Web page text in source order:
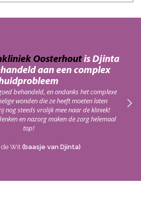
Oosterhoutis Djinta
aan een complex
behandeld, en ondanks het complexe
wonden die ze heeft moeten laten
nog steeds vrolijk mee naar de kliniek!
en nazorg maken de zorg helemaal
top!
de Wit (baasje van Djinta)